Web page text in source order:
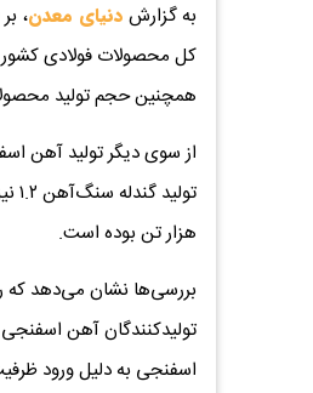
به گزارش دنیای معدن،
همچنین حجم تولید محصولات میانی با رشد ۸.۱ درصدی به
هزار تن بوده است.
بررسی‌ها نشان می‌دهد که